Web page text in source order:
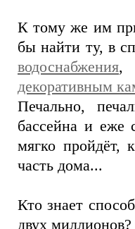
К тому же им
бы найти ту, в
водоснабжения
декоративным
Печально,
бассейна и еже
мягко
часть дома...
Кто знает
двух миллионов?